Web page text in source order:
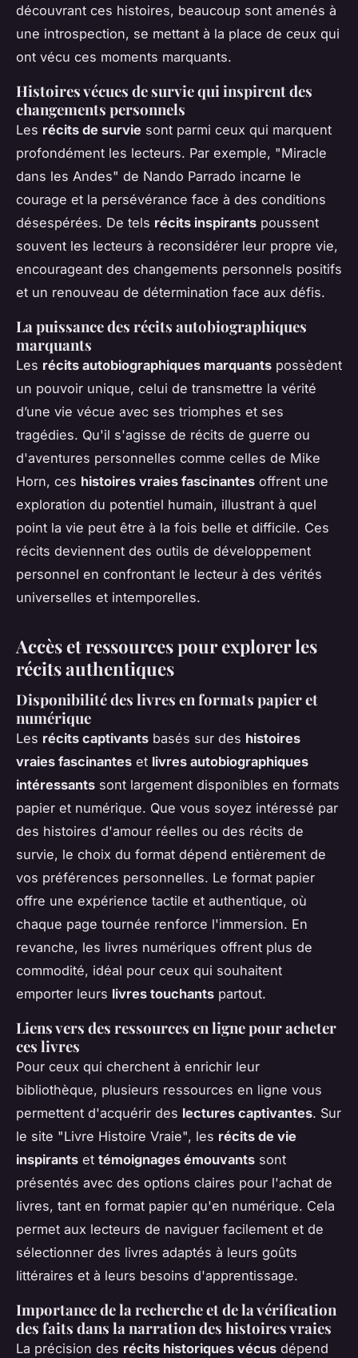
découvrant ces histoires, beaucoup sont amenés à
une introspection, se mettant à la place de ceux qui
ont vécu ces moments marquants.
Histoires vécues de survie qui inspirent des
changements personnels
Les récits de survie sont parmi ceux qui marquent
profondément les lecteurs. Par exemple, "Miracle
dans les Andes" de Nando Parrado incarne le
courage et la persévérance face à des conditions
désespérées. De tels récits inspirants poussent
souvent les lecteurs à reconsidérer leur propre vie,
encourageant des changements personnels positifs
et un renouveau de détermination face aux défis.
La puissance des récits autobiographiques
marquants
Les récits autobiographiques marquants possèdent
un pouvoir unique, celui de transmettre la vérité
d’une vie vécue avec ses triomphes et ses
tragédies. Qu'il s'agisse de récits de guerre ou
d'aventures personnelles comme celles de Mike
Horn, ces histoires vraies fascinantes offrent une
exploration du potentiel humain, illustrant à quel
point la vie peut être à la fois belle et difficile. Ces
récits deviennent des outils de développement
personnel en confrontant le lecteur à des vérités
universelles et intemporelles.
Accès et ressources pour explorer les
récits authentiques
Disponibilité des livres en formats papier et
numérique
Les récits captivants basés sur des histoires
vraies fascinantes et livres autobiographiques
intéressants sont largement disponibles en formats
papier et numérique. Que vous soyez intéressé par
des histoires d'amour réelles ou des récits de
survie, le choix du format dépend entièrement de
vos préférences personnelles. Le format papier
offre une expérience tactile et authentique, où
chaque page tournée renforce l'immersion. En
revanche, les livres numériques offrent plus de
commodité, idéal pour ceux qui souhaitent
emporter leurs livres touchants partout.
Liens vers des ressources en ligne pour acheter
ces livres
Pour ceux qui cherchent à enrichir leur
bibliothèque, plusieurs ressources en ligne vous
permettent d'acquérir des lectures captivantes. Sur
le site "Livre Histoire Vraie", les récits de vie
inspirants et témoignages émouvants sont
présentés avec des options claires pour l'achat de
livres, tant en format papier qu'en numérique. Cela
permet aux lecteurs de naviguer facilement et de
sélectionner des livres adaptés à leurs goûts
littéraires et à leurs besoins d'apprentissage.
Importance de la recherche et de la vérification
des faits dans la narration des histoires vraies
La précision des récits historiques vécus dépend